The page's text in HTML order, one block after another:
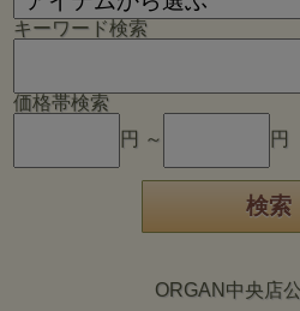
キーワード検索
価格帯検索
円 ～
円
ORGAN中央店